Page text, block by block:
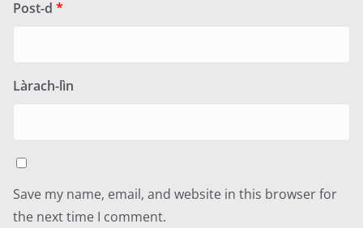
Post-d *
Làrach-lìn
Save my name, email, and website in this browser for
the next time I comment.